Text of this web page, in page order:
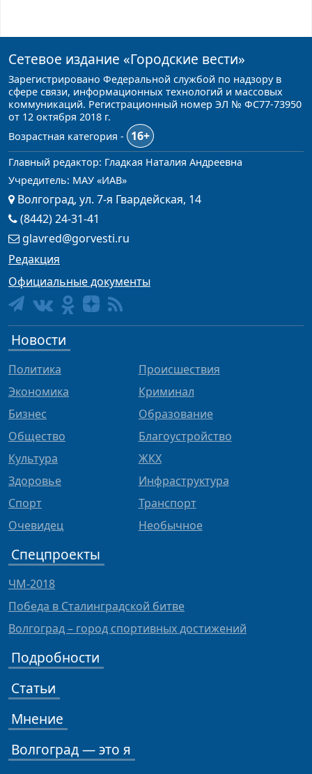
Сетевое издание «Городские вести»
Зарегистрировано Федеральной службой по надзору в
сфере связи, информационных технологий и массовых
коммуникаций. Регистрационный номер ЭЛ № ФС77-73950
от 12 октября 2018 г.
Возрастная категория -
16+
Главный редактор: Гладкая Наталия Андреевна
Учредитель: МАУ «ИАВ»
Волгоград, ул. 7-я Гвардейская, 14
(8442) 24-31-41
glavred@gorvesti.ru
Редакция
Официальные документы
Новости
Политика
Экономика
Бизнес
Общество
Культура
Здоровье
Спорт
Очевидец
Происшествия
Криминал
Образование
Благоустройство
ЖКХ
Инфраструктура
Транспорт
Необычное
Спецпроекты
ЧМ-2018
Победа в Сталинградской битве
Волгоград – город спортивных достижений
Подробности
Статьи
Мнение
Волгоград — это я